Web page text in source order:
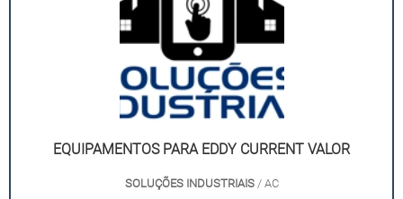
EQUIPAMENTOS PARA EDDY CURRENT VALOR
SOLUÇÕES INDUSTRIAIS/ AC